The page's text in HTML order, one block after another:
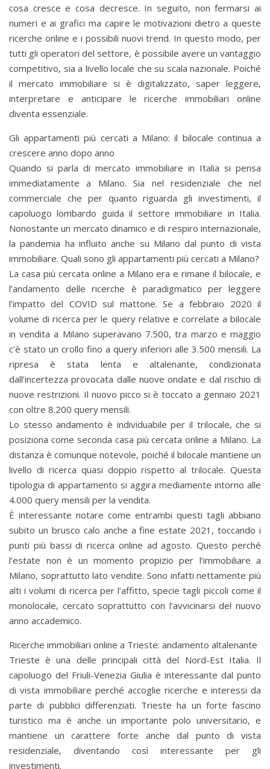
cosa cresce e cosa decresce. In seguito, non fermarsi ai
numeri e ai grafici ma capire le motivazioni dietro a queste
ricerche online e i possibili nuovi trend. In questo modo, per
tutti gli operatori del settore, è possibile avere un vantaggio
competitivo, sia a livello locale che su scala nazionale. Poiché
il mercato immobiliare si è digitalizzato, saper leggere,
interpretare e anticipare le ricerche immobiliari online
diventa essenziale.
Gli appartamenti più cercati a Milano: il bilocale continua a
crescere anno dopo anno
Quando si parla di mercato immobiliare in Italia si pensa
immediatamente a Milano. Sia nel residenziale che nel
commerciale che per quanto riguarda gli investimenti, il
capoluogo lombardo guida il settore immobiliare in Italia.
Nonostante un mercato dinamico e di respiro internazionale,
la pandemia ha influito anche su Milano dal punto di vista
immobiliare. Quali sono gli appartamenti più cercati a Milano?
La casa più cercata online a Milano era e rimane il bilocale, e
l’andamento delle ricerche è paradigmatico per leggere
l’impatto del COVID sul mattone. Se a febbraio 2020 il
volume di ricerca per le query relative e correlate a bilocale
in vendita a Milano superavano 7.500, tra marzo e maggio
c’è stato un crollo fino a query inferiori alle 3.500 mensili. La
ripresa è stata lenta e altalenante, condizionata
dall’incertezza provocata dalle nuove ondate e dal rischio di
nuove restrizioni. Il nuovo picco si è toccato a gennaio 2021
con oltre 8.200 query mensili.
Lo stesso andamento è individuabile per il trilocale, che si
posiziona come seconda casa più cercata online a Milano. La
distanza è comunque notevole, poiché il bilocale mantiene un
livello di ricerca quasi doppio rispetto al trilocale. Questa
tipologia di appartamento si aggira mediamente intorno alle
4.000 query mensili per la vendita.
È interessante notare come entrambi questi tagli abbiano
subito un brusco calo anche a fine estate 2021, toccando i
punti più bassi di ricerca online ad agosto. Questo perché
l’estate non è un momento propizio per l’immobiliare a
Milano, soprattutto lato vendite. Sono infatti nettamente più
alti i volumi di ricerca per l’affitto, specie tagli piccoli come il
monolocale, cercato soprattutto con l’avvicinarsi del nuovo
anno accademico.
Ricerche immobiliari online a Trieste: andamento altalenante
Trieste è una delle principali città del Nord-Est Italia. Il
capoluogo del Friuli-Venezia Giulia è interessante dal punto
di vista immobiliare perché accoglie ricerche e interessi da
parte di pubblici differenziati. Trieste ha un forte fascino
turistico ma è anche un importante polo universitario, e
mantiene un carattere forte anche dal punto di vista
residenziale, diventando così interessante per gli
investimenti.